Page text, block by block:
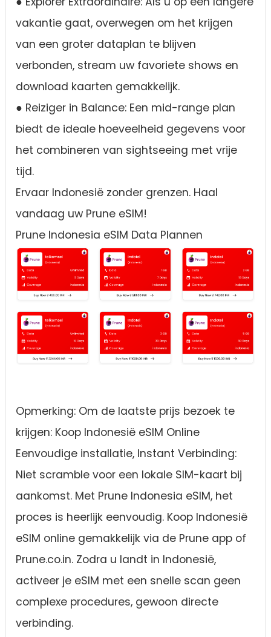
vakantie gaat, overwegen om het krijgen
van een groter dataplan te blijven
verbonden, stream uw favoriete shows en
download kaarten gemakkelijk.
● Reiziger in Balance: Een mid-range plan
biedt de ideale hoeveelheid gegevens voor
het combineren van sightseeing met vrije
tijd.
Ervaar Indonesië zonder grenzen. Haal
vandaag uw Prune eSIM!
Prune Indonesia eSIM Data Plannen
Opmerking: Om de laatste prijs bezoek te
krijgen: Koop Indonesië eSIM Online
Eenvoudige installatie, Instant Verbinding:
Niet scramble voor een lokale SIM-kaart bij
aankomst. Met Prune Indonesia eSIM, het
proces is heerlijk eenvoudig. Koop Indonesië
eSIM online gemakkelijk via de Prune app of
Prune.co.in. Zodra u landt in Indonesië,
activeer je eSIM met een snelle scan geen
complexe procedures, gewoon directe
verbinding.